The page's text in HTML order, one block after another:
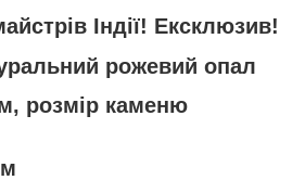
Індії! Ексклюзив!
рожевий опал
розмір каменю